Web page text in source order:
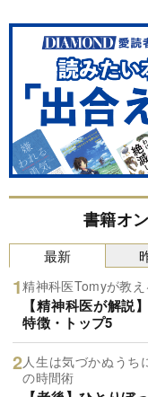
書籍オ
最新
精神科医Tomyが教
【精神科医が解説
特徴・トップ5
人生は気づかぬうち
の時間術